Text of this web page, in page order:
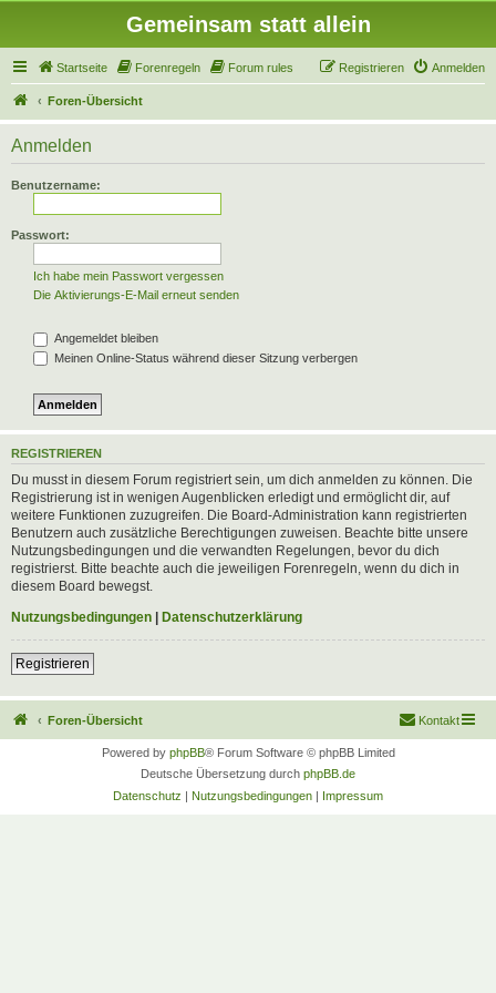
Gemeinsam statt allein
Startseite Forenregeln Forum rules Anmelden
Registrieren
Foren-Übersicht
Anmelden
Benutzername:
Passwort:
Ich habe mein Passwort vergessen
Die Aktivierungs-E-Mail erneut senden
Angemeldet bleiben
Meinen Online-Status während dieser Sitzung verbergen
REGISTRIEREN
Du musst in diesem Forum registriert sein, um dich anmelden zu können. Die
Registrierung ist in wenigen Augenblicken erledigt und ermöglicht dir, auf
weitere Funktionen zuzugreifen. Die Board-Administration kann registrierten
Benutzern auch zusätzliche Berechtigungen zuweisen. Beachte bitte unsere
Nutzungsbedingungen und die verwandten Regelungen, bevor du dich
registrierst. Bitte beachte auch die jeweiligen Forenregeln, wenn du dich in
diesem Board bewegst.
Nutzungsbedingungen | Datenschutzerklärung
Registrieren
Foren-Übersicht Kontakt
Powered by phpBB® Forum Software © phpBB Limited
Deutsche Übersetzung durch phpBB.de
Datenschutz | Nutzungsbedingungen | Impressum